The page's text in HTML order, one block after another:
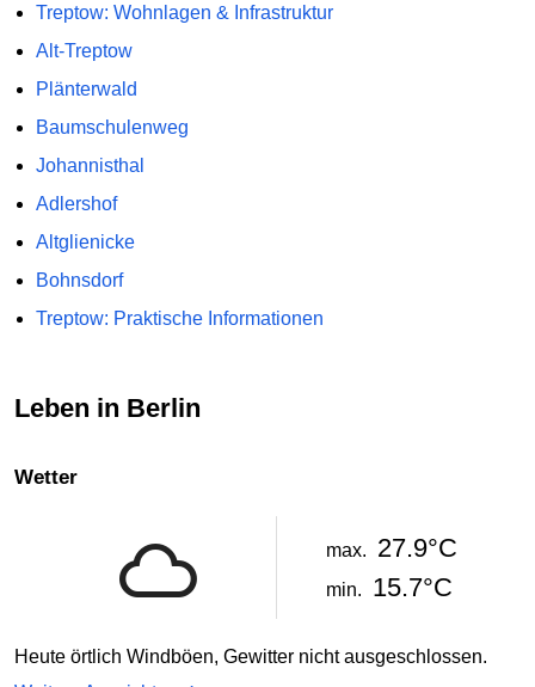
Treptow: Wohnlagen & Infrastruktur
Alt-Treptow
Plänterwald
Baumschulenweg
Johannisthal
Adlershof
Altglienicke
Bohnsdorf
Treptow: Praktische Informationen
Leben in Berlin
Wetter
max. 27.9°C
min. 15.7°C
Heute örtlich Windböen, Gewitter nicht ausgeschlossen.